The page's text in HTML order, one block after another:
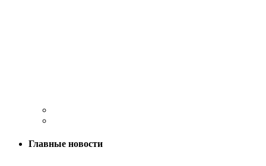
Главные новости